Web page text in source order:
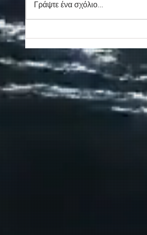
Κασσελάκη στο λιμάνι της
Σούδας
Γράψτε ένα σχόλιο...